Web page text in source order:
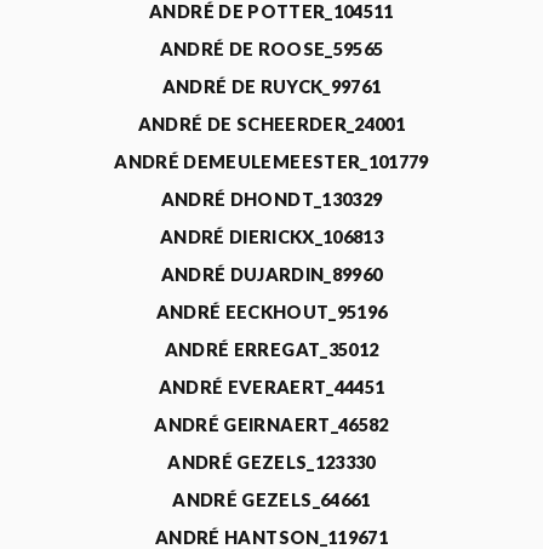
ANDRÉ DE POTTER_104511
ANDRÉ DE ROOSE_59565
ANDRÉ DE RUYCK_99761
ANDRÉ DE SCHEERDER_24001
ANDRÉ DEMEULEMEESTER_101779
ANDRÉ DHONDT_130329
ANDRÉ DIERICKX_106813
ANDRÉ DUJARDIN_89960
ANDRÉ EECKHOUT_95196
ANDRÉ ERREGAT_35012
ANDRÉ EVERAERT_44451
ANDRÉ GEIRNAERT_46582
ANDRÉ GEZELS_123330
ANDRÉ GEZELS_64661
ANDRÉ HANTSON_119671